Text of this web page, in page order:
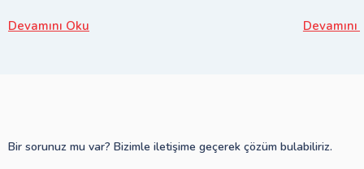
Devamını Oku Devamını
Bir sorunuz mu var? Bizimle iletişime geçerek çözüm bulabiliriz.